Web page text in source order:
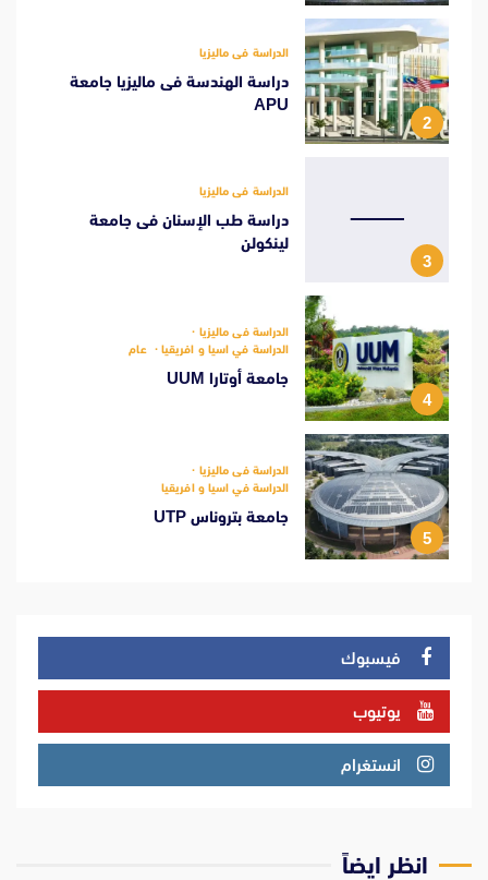
2
الدراسة فى ماليزيا
دراسة الهندسة فى ماليزيا جامعة
APU
3
الدراسة فى ماليزيا
دراسة طب الإسنان فى جامعة
لينكولن
4
الدراسة فى ماليزيا
الدراسة في اسيا و افريقيا
عام
جامعة أوتارا UUM
5
الدراسة فى ماليزيا
الدراسة في اسيا و افريقيا
جامعة بتروناس UTP
فيسبوك
يوتيوب
انستغرام
انظر ايضاً